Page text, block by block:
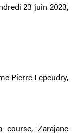
23 juin 2023,
Pierre Lepeudry,
Zarajane